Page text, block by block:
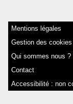
Mentions légales
Gestion des cookies
Qui sommes nous ?
Contact
Accessibilité : non